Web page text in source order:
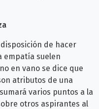
de hacer
empatía suelen
en vano se dice que
atributos de una
varios puntos a la
otros aspirantes al